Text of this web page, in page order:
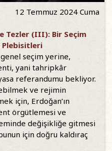
12 Temmuz 2024 Cuma
Tezler (III): Bir Seçim
Plebisitleri
seçim yerine,
yani tahripkâr
referandumu bekliyor.
ve rejimin
için, Erdoğan’ın
örgütlemesi ve
değişikliğe gitmesi
için doğru kaldıraç